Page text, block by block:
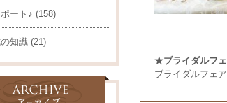
ート♪ (158)
知識 (21)
★ブライダルフ
ブライダルフェ